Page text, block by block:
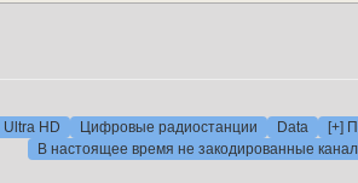
Ultra HD Цифровые радиостанции Data [+]
В настоящее время не закодированные